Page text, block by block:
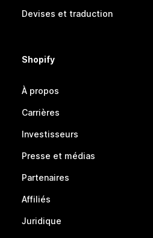
Devises et traduction
Shopify
À propos
Carrières
Investisseurs
Presse et médias
Partenaires
Affiliés
Juridique